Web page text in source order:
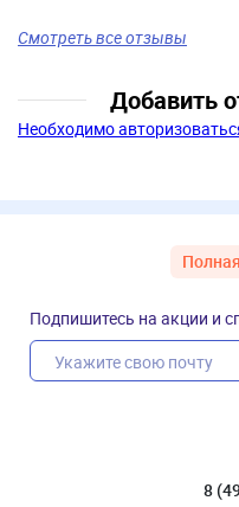
Смотреть все отзывы
Добавить
Необходимо
Подпишитесь на акции и
8